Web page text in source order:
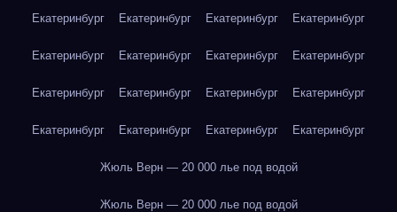
Екатеринбург Екатеринбург Екатеринбург Екатеринбург
Екатеринбург Екатеринбург Екатеринбург Екатеринбург
Екатеринбург Екатеринбург Екатеринбург Екатеринбург
Екатеринбург Екатеринбург Екатеринбург Екатеринбург
Жюль Верн — 20 000 лье под водой
Жюль Верн — 20 000 лье под водой